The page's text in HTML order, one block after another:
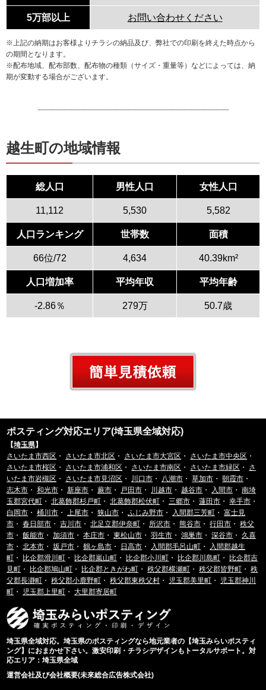
5万部以上 お問い合わせください
※上記の納期はお客様よりチラシの納品及び、弊社での印刷を終えた時点から
の期間となります。
※配布地域、配布部数、配布物の種類（サイズ・重量等）などによっては、納
期が変動する場合がございます。
越生町の地域情報
総人口 男性人口 女性人口
11,112 5,530 5,582
人口ランキング 世帯数 面積
66位/72 4,634 40.39km²
人口増加率 平均年収 平均年齢
-2.86％ 279万 50.7歳
ポスティング対応エリア(埼玉県全域対応)
【埼玉県】
さいたま市西区 ・ さいたま市北区 ・ さいたま市大宮区 ・ さいたま市中央区 ・
さいたま市桜区 ・ さいたま市浦和区 ・ さいたま市南区 ・ さいたま市緑区 ・ さ
いたま市岩槻区 ・ さいたま市見沼区 ・ 川口市 ・ 八潮市 ・草加市 ・朝霞市 ・
志木市 ・和光市 ・新座市 ・蕨市 ・ 戸田市 ・ 川越市 ・ 越谷市 ・ 入間市 ・南埼
玉郡宮代町 ・北葛飾郡杉戸町 ・北葛飾郡松伏町 ・ 三郷市 ・蓮田市 ・幸手市 ・
白岡市 ・桶川市 ・ 上尾市 ・狭山市 ・ふじみ野市 ・ 入間郡三芳町 ・富士見
市 ・春日部市 ・吉川市 ・北足立郡伊奈町 ・ 所沢市 ・熊谷市 ・行田市 ・秩父
市 ・飯能市 ・加須市 ・本庄市 ・東松山市 ・羽生市 ・鴻巣市 ・深谷市 ・ 久喜
市 ・北本市 ・坂戸市 ・鶴ヶ島市 ・ 日高市 ・ 入間郡毛呂山町 ・
入間郡越生
町 ・ 比企郡滑川町 ・ 比企郡嵐山町 ・ 比企郡小川町 ・ 比企郡川島町 ・ 比企郡吉
見町 ・ 比企郡鳩山町 ・ 比企郡ときがわ町 ・秩父郡横瀬町 ・秩父郡皆野町 ・秩
父郡長瀞町 ・秩父郡小鹿野町 ・秩父郡東秩父村 ・ 児玉郡美里町 ・
児玉郡神川
町 ・ 児玉郡上里町 ・大里郡寄居町
埼玉県全域対応。埼玉県のポスティングなら地元業者の【埼玉みらいポスティ
ング】におまかせ下さい。激安印刷・チラシデザインもトータルサポート。対
応エリア：埼玉県全域
運営会社及び会社概要(未來総合広告株式会社)